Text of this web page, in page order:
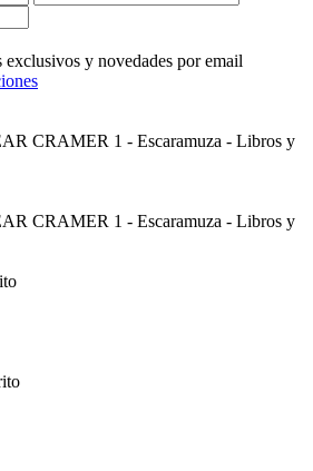
y novedades por email